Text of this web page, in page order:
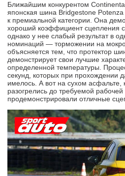
Ближайшим конкурентом
японская шина Bridgestone
к премиальной категории. Она
хороший коэффициент сцепления
однако у нее слабый результат в
номинаций — торможении на
объясняется тем, что протектор
демонстрирует свои лучшие
определенной температуры.
секунд, которых при прохождении
имелось. А вот на сухом
разогрелись до требуемой
продемонстрировали отличные